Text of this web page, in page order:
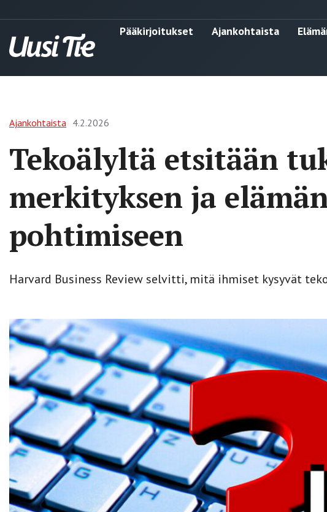
Pääkirjoitukset Ajankohtaista
Ajankohtaista 4.2.2026
Tekoälyltä etsitään
merkityksen ja
pohtimiseen
Harvard Business Review selvitti, mitä ihmiset kysyvät